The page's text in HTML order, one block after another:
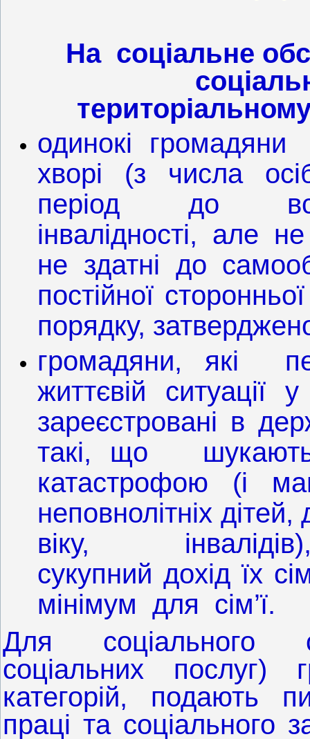
На соціальне
одинокі
хворі (з числа
період до
інвалідності, але
не здатні до
постійної
порядку,
громадяни, які
життєвій
зареєстровані в
такі, що шукають
катастрофою (і
неповнолітніх дітей,
віку,
сукупний дохід їх
мінімум для сім’ї.
Для соціального
соціальних послуг)
категорій, подають
праці та соціального